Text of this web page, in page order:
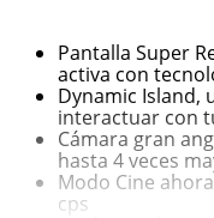
Pantalla Super
activa con
Dynamic Island,
interactuar con
Cámara gran
hasta 4 veces
Modo Cine
cps
8.
manga
9.
bocinas
10
taylor swift